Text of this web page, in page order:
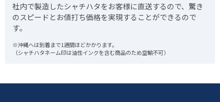
社内で製造したシャチハタをお客様に直送するので、驚き
のスピードとお値打ち価格を実現することができるので
す。
※沖縄へは到着まで1週間ほどかかります。
（シャチハタネーム印は油性インクを含む商品のため空輸不可）